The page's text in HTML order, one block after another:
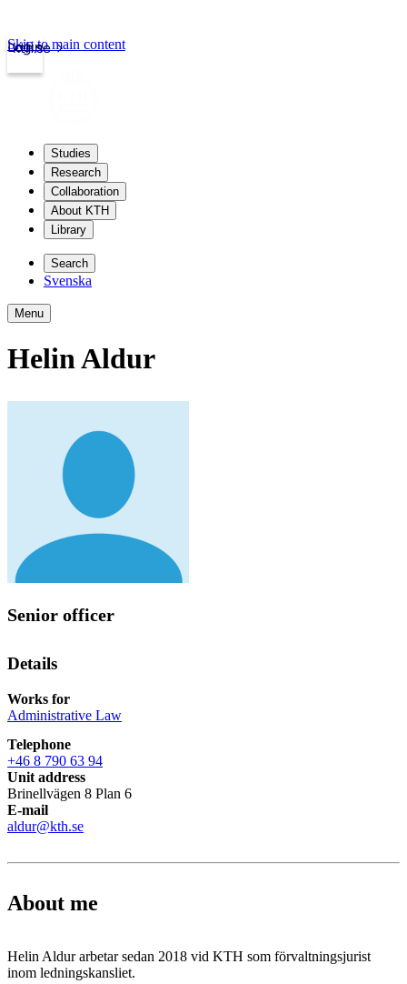
kth.se
Login
Skip to main content
Studies
Research
Collaboration
About KTH
Library
Search
Svenska
Menu
Helin Aldur
Senior officer
Details
Works for
Administrative Law
Telephone
+46 8 790 63 94
Unit address
Brinellvägen 8 Plan 6
E-mail
aldur@kth.se
About me
Helin Aldur arbetar sedan 2018 vid KTH som förvaltningsjurist
inom ledningskansliet.